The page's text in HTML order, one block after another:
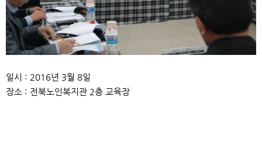
일시 : 2016년 3월 8일
장소 : 전북노인복지관 2층 교육장